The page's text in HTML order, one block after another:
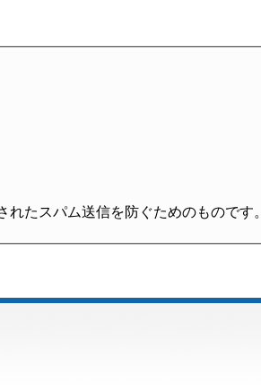
たスパム送信を防ぐためのものです。